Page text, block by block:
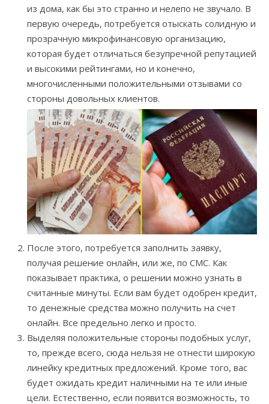
из дома, как бы это странно и нелепо не звучало. В
первую очередь, потребуется отыскать солидную и
прозрачную микрофинансовую организацию,
которая будет отличаться безупречной репутацией
и высокими рейтингами, но и конечно,
многочисленными положительными отзывами со
стороны довольных клиентов.
После этого, потребуется заполнить заявку,
получая решение онлайн, или же, по СМС. Как
показывает практика, о решении можно узнать в
считанные минуты. Если вам будет одобрен кредит,
то денежные средства можно получить на счет
онлайн. Все предельно легко и просто.
Выделяя положительные стороны подобных услуг,
то, прежде всего, сюда нельзя не отнести широкую
линейку кредитных предложений. Кроме того, вас
будет ожидать кредит наличными на те или иные
цели. Естественно, если появится возможность, то